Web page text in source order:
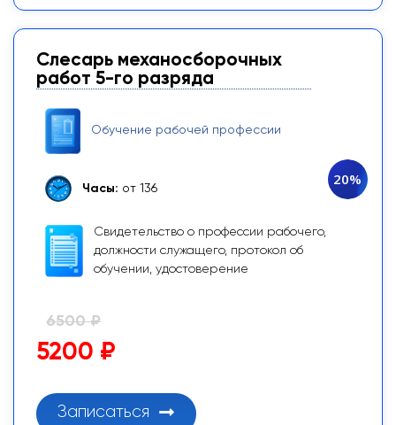
Слесарь механосборочных
работ 5-го разряда
Обучение рабочей профессии
Часы: от 136
Свидетельство о профессии рабочего,
должности служащего, протокол об
обучении, удостоверение
20%
6500 ₽
5200 ₽
Записаться